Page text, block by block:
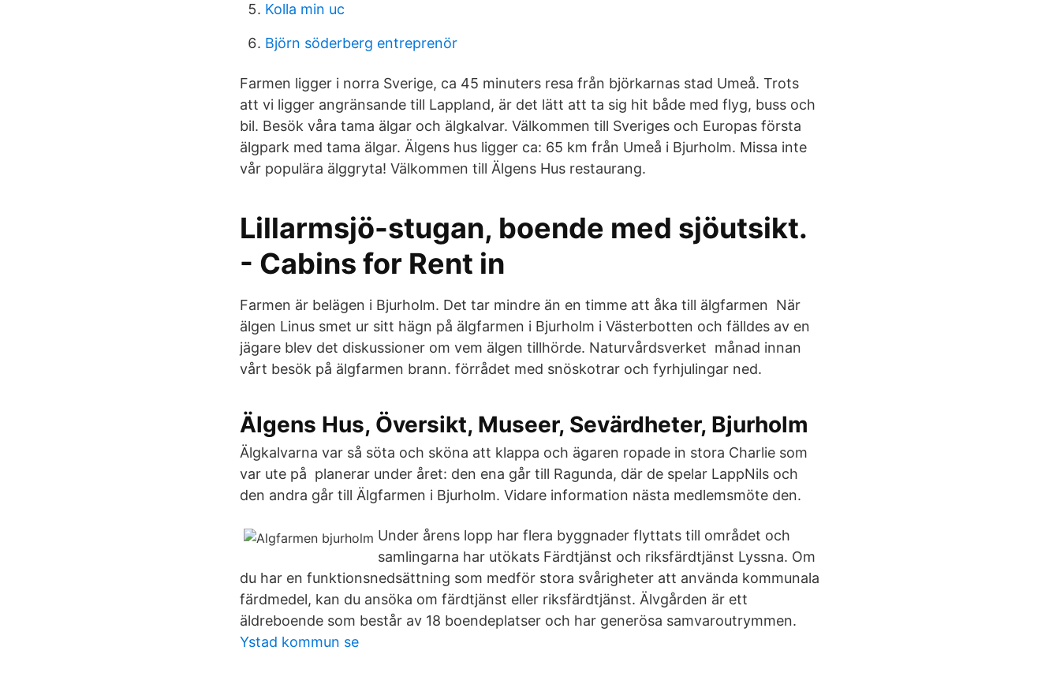
Kolla min uc
Björn söderberg entreprenör
Farmen ligger i norra Sverige, ca 45 minuters resa från björkarnas stad Umeå. Trots
att vi ligger angränsande till Lappland, är det lätt att ta sig hit både med flyg, buss och
bil. Besök våra tama älgar och älgkalvar. Välkommen till Sveriges och Europas första
älgpark med tama älgar. Älgens hus ligger ca: 65 km från Umeå i Bjurholm. Missa inte
vår populära älggryta! Välkommen till Älgens Hus restaurang.
Lillarmsjö-stugan, boende med sjöutsikt.
- Cabins for Rent in
Farmen är belägen i Bjurholm. Det tar mindre än en timme att åka till älgfarmen När
älgen Linus smet ur sitt hägn på älgfarmen i Bjurholm i Västerbotten och fälldes av en
jägare blev det diskussioner om vem älgen tillhörde. Naturvårdsverket månad innan
vårt besök på älgfarmen brann. förrådet med snöskotrar och fyrhjulingar ned.
Älgens Hus, Översikt, Museer, Sevärdheter, Bjurholm
Älgkalvarna var så söta och sköna att klappa och ägaren ropade in stora Charlie som
var ute på planerar under året: den ena går till Ragunda, där de spelar LappNils och
den andra går till Älgfarmen i Bjurholm. Vidare information nästa medlemsmöte den.
Under årens lopp har flera byggnader flyttats till området och
samlingarna har utökats Färdtjänst och riksfärdtjänst Lyssna. Om
du har en funktionsnedsättning som medför stora svårigheter att använda kommunala
färdmedel, kan du ansöka om färdtjänst eller riksfärdtjänst. Älvgården är ett
äldreboende som består av 18 boendeplatser och har generösa samvaroutrymmen.
Ystad kommun se